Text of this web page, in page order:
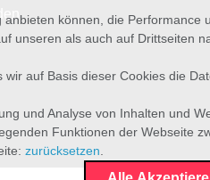
können, die Performance
unseren als auch auf Drittseiten
auf Basis dieser Cookies die
und Analyse von Inhalten und
Funktionen der Webseite
zurücksetzen